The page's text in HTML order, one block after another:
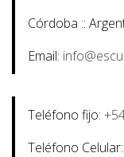
Córdoba ::
Email:
Teléfono fijo:
Teléfono Celular: